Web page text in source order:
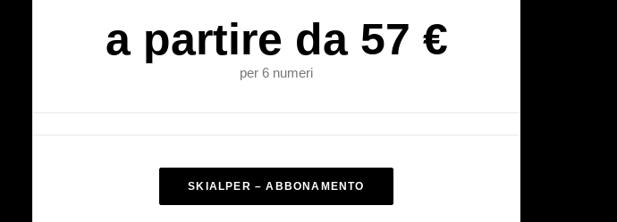
a partire da 57 €
per 6 numeri
SKIALPER – ABBONAMENTO